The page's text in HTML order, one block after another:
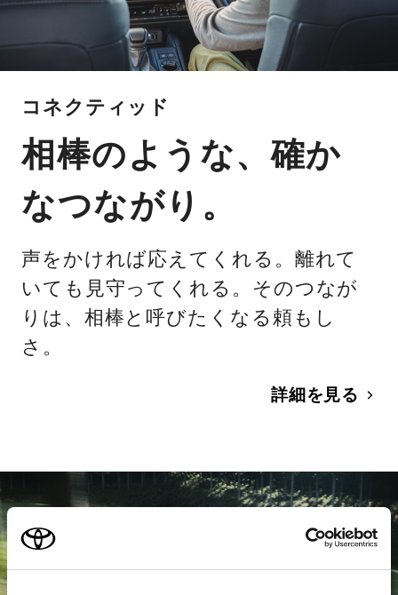
コネクティッド
相棒のような、確か
なつながり。
声をかければ応えてくれる。離れて
いても見守ってくれる。そのつなが
りは、相棒と呼びたくなる頼もし
さ。
詳細を見る